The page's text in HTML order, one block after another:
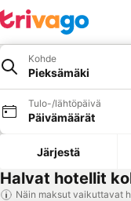
Kohde
Pieksämäki
Tulo-/lähtöpäivä
Päivämäärät
Järjestä
Halvat hotellit
Näin maksut vaikuttavat